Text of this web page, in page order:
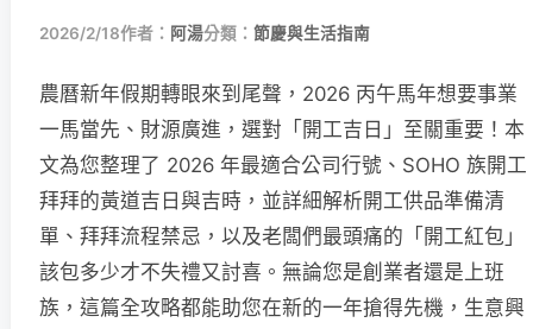
2026/2/18作者： 阿湯分類： 節慶與生活指南
農曆新年假期轉眼來到尾聲，2026 丙午馬年想要事業
一馬當先、財源廣進，選對「開工吉日」至關重要！本
文為您整理了 2026 年最適合公司行號、SOHO 族開工
拜拜的黃道吉日與吉時，並詳細解析開工供品準備清
單、拜拜流程禁忌，以及老闆們最頭痛的「開工紅包」
該包多少才不失禮又討喜。無論您是創業者還是上班
族，這篇全攻略都能助您在新的一年搶得先機，生意興